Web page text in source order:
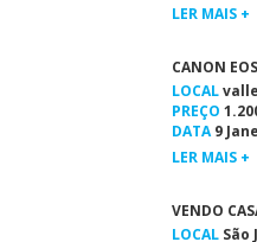
LER MAIS +
CANON
LOCAL
PREÇO
DATA9
LER MAIS +
VENDO
LOCAL São